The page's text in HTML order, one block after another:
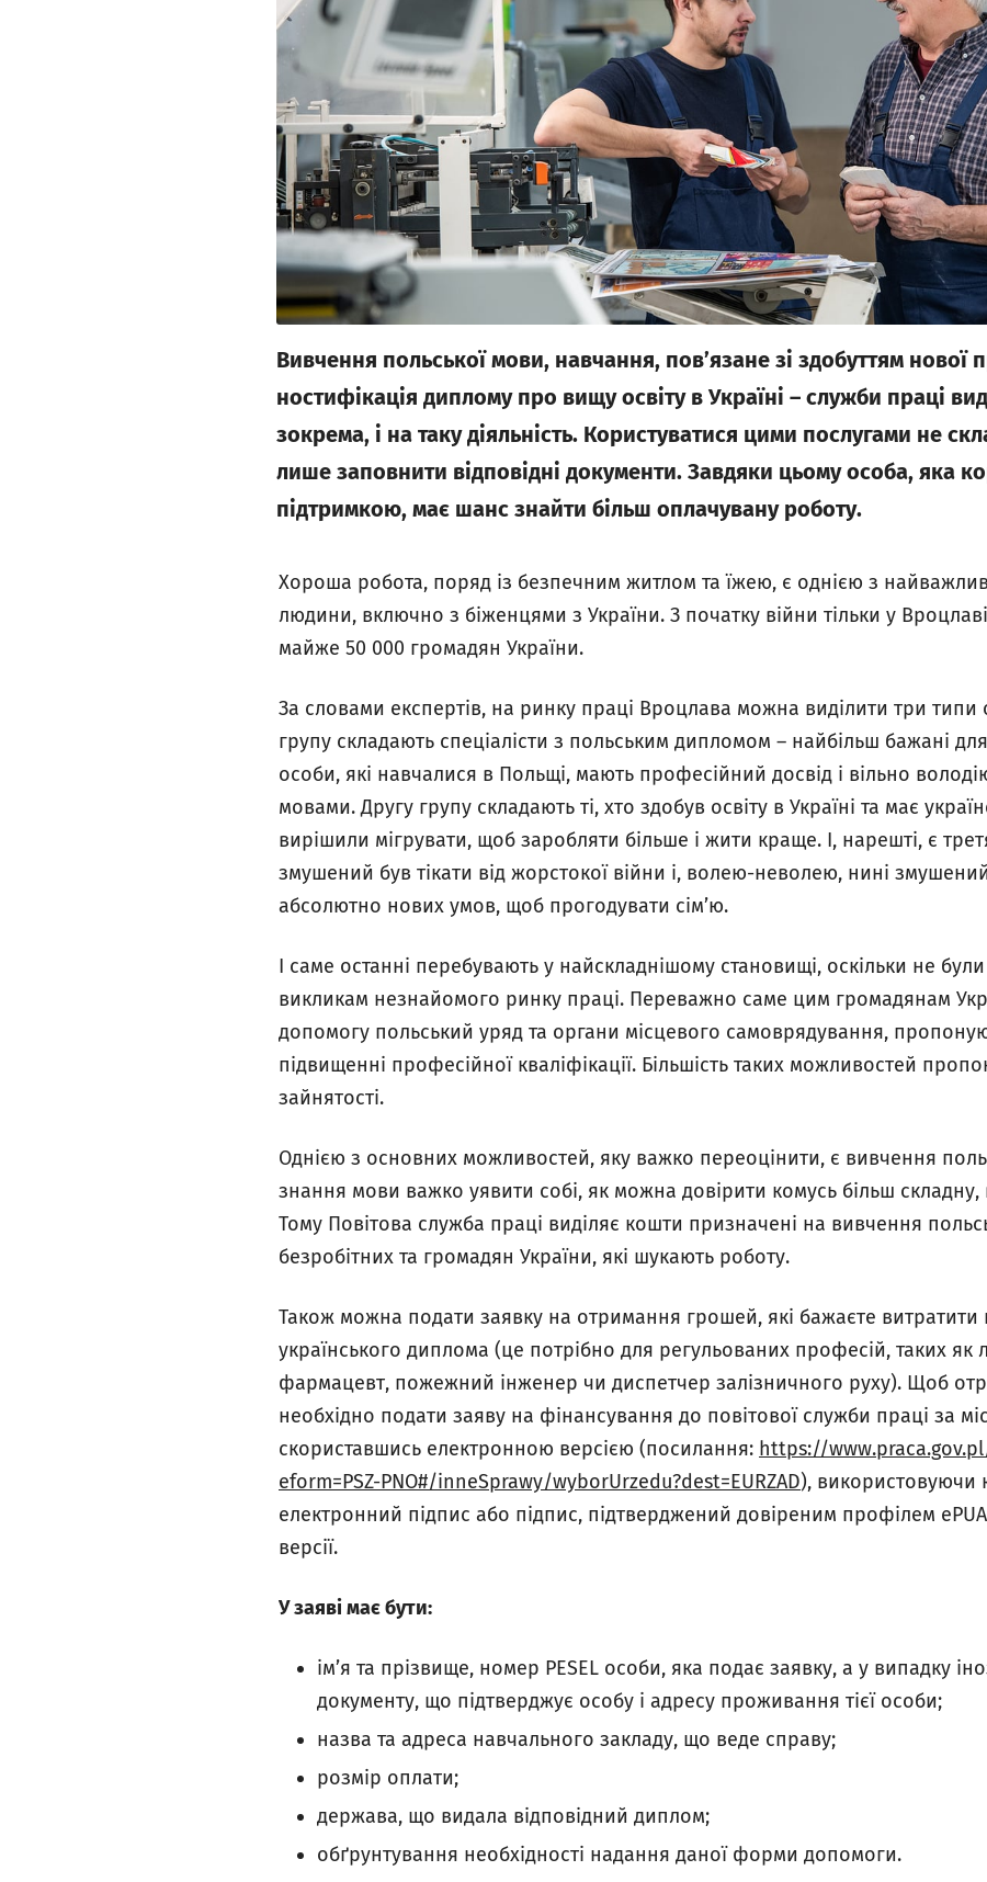
Вивчення польської мови, навчання, пов’язане зі здобуттям нової
ностифікація диплому про вищу освіту в Україні – служби праці
зокрема, і на таку діяльність. Користуватися цими послугами не
лише заповнити відповідні документи. Завдяки цьому особа, яка
підтримкою, має шанс знайти більш оплачувану роботу.
Хороша робота, поряд із безпечним житлом та їжею, є однією з
людини, включно з біженцями з України. З початку війни тільки у
майже 50 000 громадян України.
За словами експертів, на ринку праці Вроцлава можна виділити три типи
групу складають спеціалісти з польським дипломом – найбільш бажані
особи, які навчалися в Польщі, мають професійний досвід і вільно
мовами. Другу групу складають ті, хто здобув освіту в Україні та має
вирішили мігрувати, щоб заробляти більше і жити краще. І, нарешті, є
змушений був тікати від жорстокої війни і, волею-неволею, нині
абсолютно нових умов, щоб прогодувати сім’ю.
І саме останні перебувають у найскладнішому становищі, оскільки не
викликам незнайомого ринку праці. Переважно саме цим громадянам
допомогу польський уряд та органи місцевого самоврядування,
підвищенні професійної кваліфікації. Більшість таких можливостей
зайнятості.
Однією з основних можливостей, яку важко переоцінити, є вивчення
знання мови важко уявити собі, як можна довірити комусь більш складну,
Тому Повітова служба праці виділяє кошти призначені на вивчення
безробітних та громадян України, які шукають роботу.
Також можна подати заявку на отримання грошей, які бажаєте витратити
українського диплома (це потрібно для регульованих професій, таких як
фармацевт, пожежний інженер чи диспетчер залізничного руху). Щоб
необхідно подати заяву на фінансування до повітової служби праці за
скориставшись електронною версією (посилання: https://
eform=PSZ-PNO#/inneSprawy/wyborUrzedu?dest=EURZAD), використовуючи
електронний підпис або підпис, підтверджений довіреним профілем
версії.
У заяві має бути:
ім’я та прізвище, номер PESEL особи, яка подає заявку, а у випадку
документу, що підтверджує особу і адресу проживання тієї особи;
назва та адреса навчального закладу, що веде справу;
розмір оплати;
держава, що видала відповідний диплом;
обґрунтування необхідності надання даної форми допомоги.